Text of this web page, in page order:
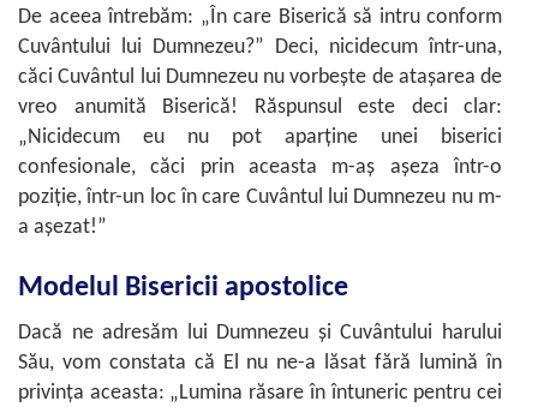
De aceea întrebăm: „În care Biserică să intru conform
Cuvântului lui Dumnezeu?” Deci, nicidecum într-una,
căci Cuvântul lui Dumnezeu nu vorbeşte de ataşarea de
vreo anumită Biserică! Răspunsul este deci clar:
„Nicidecum eu nu pot aparţine unei biserici
confesionale, căci prin aceasta m-aş aşeza într-o
poziţie, într-un loc în care Cuvântul lui Dumnezeu nu m-
a aşezat!”
Modelul Bisericii apostolice
Dacă ne adresăm lui Dumnezeu şi Cuvântului harului
Său, vom constata că El nu ne-a lăsat fără lumină în
privinţa aceasta: „Lumina răsare în întuneric pentru cei